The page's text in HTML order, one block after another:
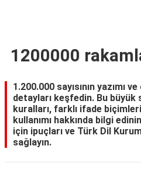
1200000
1.200.000 sayısının yazımı
detayları keşfedin. Bu büyük
kuralları, farklı ifade
kullanımı hakkında bilgi
için ipuçları ve Türk Dil
sağlayın.